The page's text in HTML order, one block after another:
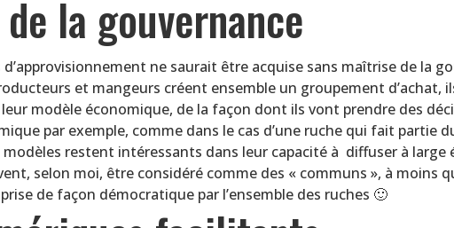
la gouvernance
ne saurait être acquise sans maîtrise de la
et mangeurs créent ensemble un groupement d’achat,
modèle économique, de la façon dont ils vont prendre des
par exemple, comme dans le cas d’une ruche qui fait partie
modèles restent intéressants dans leur capacité à diffuser à
selon moi, être considéré comme des « communs », à moins
de façon démocratique par l’ensemble des ruches 🙂